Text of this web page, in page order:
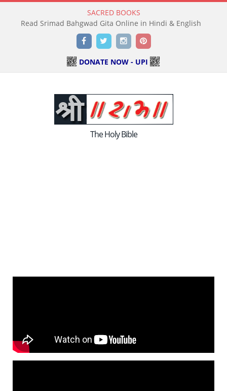
SACRED BOOKS
Read Srimad Bahgwad Gita Online in Hindi & English
FacebookTwitterInstagramPinterest
DONATE NOW - UPI
The Holy Bible